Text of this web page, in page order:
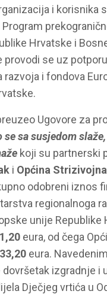
i korisnika
Hrvatske i
provodi se uz
razvoja i fondova
Ugovore za
se sa susjedom
koji su partnerski
i Općina Strizivojna
odobreni iznos
regionalnoga
unije Republike
eura, od čega
eura.
izgradnje i
Dječjeg vrtića u